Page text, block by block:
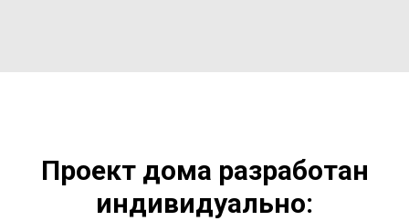
Проект дома разработан
индивидуально: